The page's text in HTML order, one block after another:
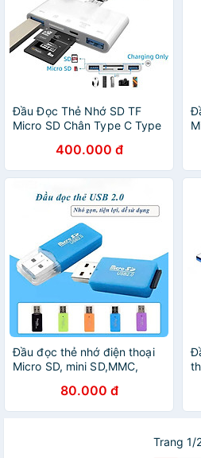
Đầu Đọc Thẻ Nhớ SD TF
Micro SD Chân Type C Type
iPad, Điện Thoại Android,
Máy Tính, PC, Laptop, Máy
Ảnh – Hàng Nhập Khẩu
400.000 đ
Đầu đọc thẻ nhớ điện thoại
Micro SD, mini SD,MMC,
Nhập Khẩu - Giao Màu Ngẫu
Nhiên
80.000 đ
Trang 1/